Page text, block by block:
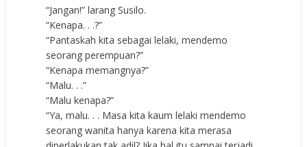
“Jangan!” larang Susilo.
“Kenapa. . .?”
“Pantaskah kita sebagai lelaki, mendemo
seorang perempuan?”
“Kenapa memangnya?”
“Malu. . .”
“Malu kenapa?”
“Ya, malu. . . Masa kita kaum lelaki mendemo
seorang wanita hanya karena kita merasa